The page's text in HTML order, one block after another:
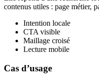
contenus utiles : page métier,
Intention locale
CTA visible
Maillage croisé
Lecture mobile
Cas d’usage